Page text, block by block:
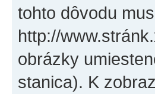
tohto dôvodu
http://
obrázky
stanica). K